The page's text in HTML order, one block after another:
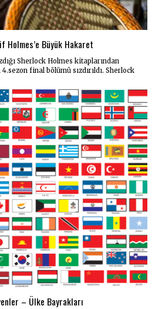
Holmes’e Büyük Hakaret
Sherlock Holmes kitaplarından
final bölümü sızdırıldı. Sherlock
– Ülke Bayrakları